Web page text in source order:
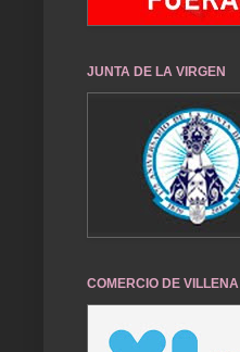
JUNTA DE LA VIRGEN
COMERCIO DE VILLENA